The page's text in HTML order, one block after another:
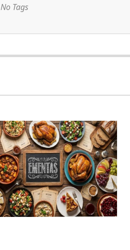
No Tags